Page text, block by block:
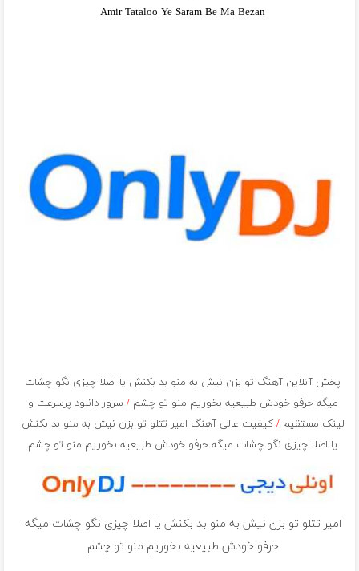
Amir Tataloo Ye Saram Be Ma Bezan
پخش آنلاین آهنگ تو بزن نیش به منو بد بکنش یا اصلا چیزی نگو چشات
میگه حرفو خودش طبیعیه بخوریم منو تو چشم/ سرور دانلود پرسرعت و
لینک مستقیم/ کیفیت عالی آهنگ امیر تتلو تو بزن نیش به منو بد بکنش
یا اصلا چیزی نگو چشات میگه حرفو خودش طبیعیه بخوریم منو تو چشم
امیر تتلو تو بزن نیش به منو بد بکنش یا اصلا چیزی نگو چشات میگه
حرفو خودش طبیعیه بخوریم منو تو چشم